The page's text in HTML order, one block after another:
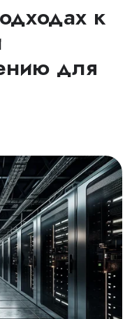
к
для